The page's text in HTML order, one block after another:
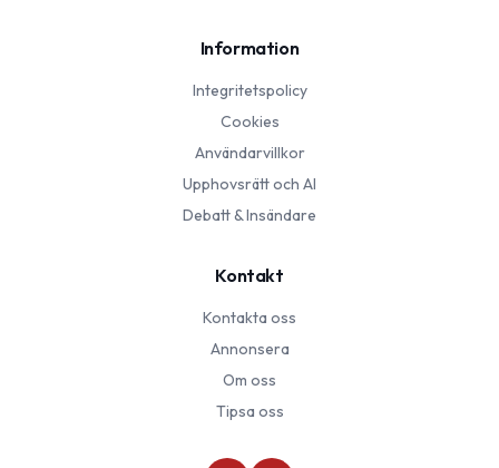
Information
Integritetspolicy
Cookies
Användarvillkor
Upphovsrätt och AI
Debatt & Insändare
Kontakt
Kontakta oss
Annonsera
Om oss
Tipsa oss